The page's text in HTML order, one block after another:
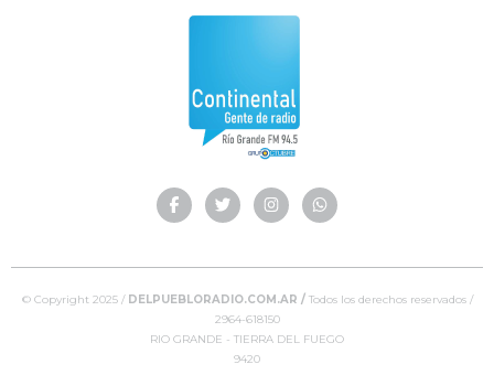
© Copyright 2025 / DELPUEBLORADIO.COM.AR /Todos los derechos reservados /
2964-618150
RIO GRANDE - TIERRA DEL FUEGO
9420